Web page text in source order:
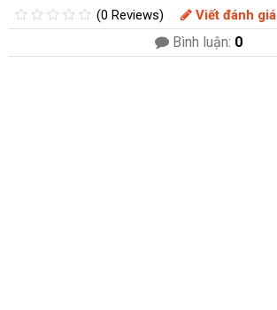
(0 Reviews) Viết đánh giá
Bình luận: 0